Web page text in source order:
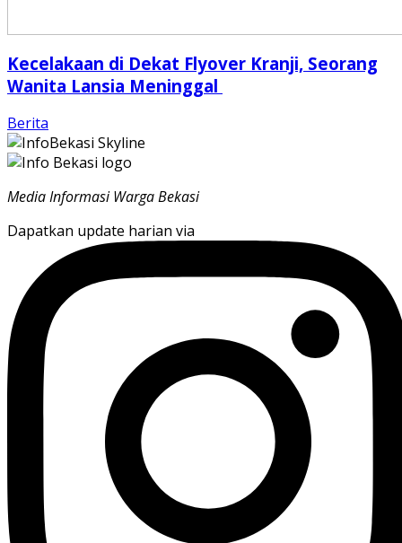
Kecelakaan di Dekat Flyover Kranji, Seorang
Wanita Lansia Meninggal
Berita
Media Informasi Warga Bekasi
Dapatkan update harian via